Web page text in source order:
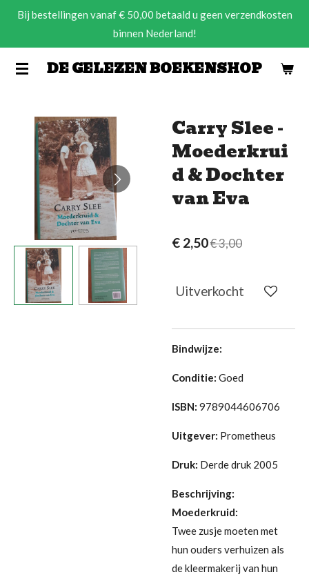
Ga
de
DE GELEZEN BOEKENSHOP
Bij bestellingen vanaf € 50,00 betaald u geen verzendkosten
binnen Nederland!
Carry Slee -
Moederkrui
d & Dochter
van Eva
€ 2,50€ 3,00
Uitverkocht
Bindwijze:
Conditie: Goed
ISBN: 9789044606706
Uitgever: Prometheus
Druk: Derde druk 2005
Beschrijving:
Moederkruid:
Twee zusje moeten met
hun ouders verhuizen als
de kleermakerij van hun